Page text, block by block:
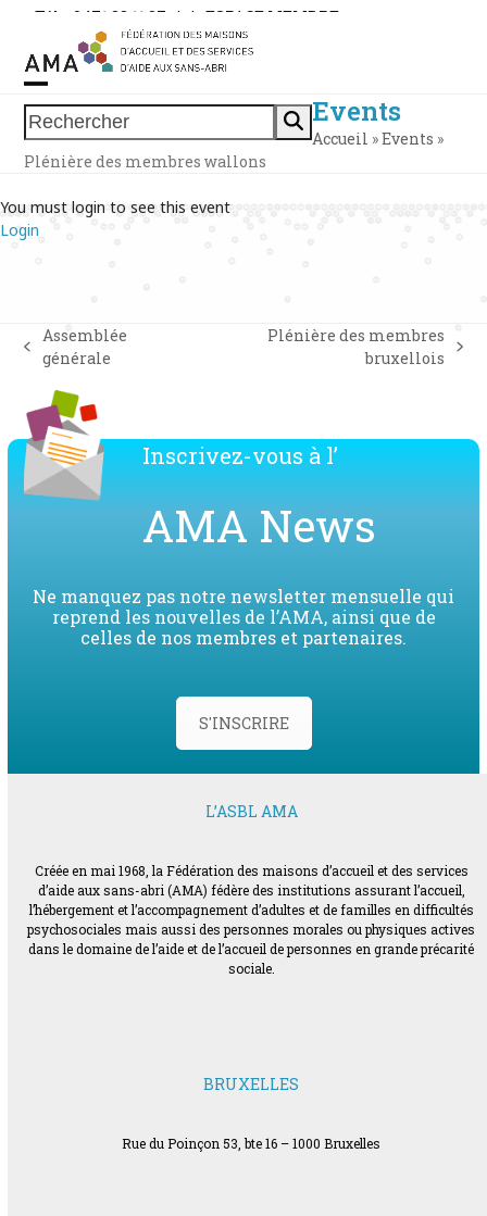
Skip
content
Tél. : 0471 38 11 37 | | ESPACE MEMBRE
Rechercher
Open
mobile
Close
mobile
Events
Accueil »Events »
Plénière des membres wallons
You must login to see this event
Login
previous
Assemblée
générale
Plénière des membres
bruxellois
Inscrivez-vous à l’
AMA News
Ne manquez pas notre newsletter mensuelle qui
reprend les nouvelles de l’AMA, ainsi que de
celles de nos membres et partenaires.
S'INSCRIRE
L’ASBL AMA
Créée en mai 1968, la Fédération des maisons d’accueil et des services
d’aide aux sans-abri (AMA) fédère des institutions assurant l’accueil,
l’hébergement et l’accompagnement d’adultes et de familles en difficultés
psychosociales mais aussi des personnes morales ou physiques actives
dans le domaine de l’aide et de l’accueil de personnes en grande précarité
sociale.
BRUXELLES
Rue du Poinçon 53, bte 16 – 1000 Bruxelles